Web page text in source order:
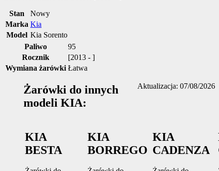
Stan
Nowy
Marka Kia
Model Kia Sorento
Paliwo
95
Rocznik
[2013 - ]
Wymiana żarówki Łatwa
Aktualizacja: 07/08/2026
Żarówki do innych
modeli KIA:
KIA
BESTA
KIA
BORREGO
KIA
CADENZA